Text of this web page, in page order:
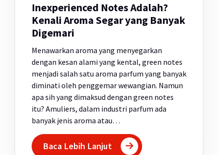
Inexperienced Notes Adalah?
Kenali Aroma Segar yang Banyak
Digemari
Menawarkan aroma yang menyegarkan
dengan kesan alami yang kental, green notes
menjadi salah satu aroma parfum yang banyak
diminati oleh penggemar wewangian. Namun
apa sih yang dimaksud dengan green notes
itu? Amuliers, dalam industri parfum ada
banyak jenis aroma atau…
Baca Lebih Lanjut